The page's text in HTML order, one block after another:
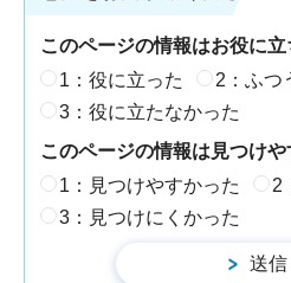
このページの情報はお役に立
1：役に立った
2：ふつ
3：役に立たなかった
このページの情報は見つけ
1：見つけやすかった
2
3：見つけにくかった